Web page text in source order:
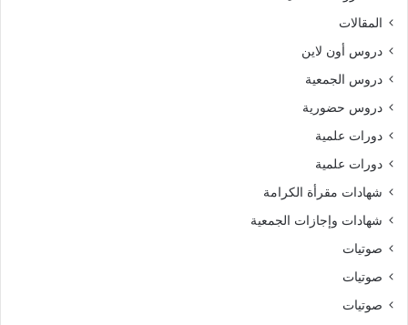
المقالات
دروس أون لاين
دروس الجمعية
دروس حضورية
دورات علمية
دورات علمية
شهادات مقرأة الكرامة
شهادات وإجازات الجمعية
صوتيات
صوتيات
صوتيات